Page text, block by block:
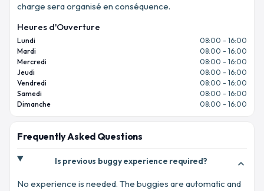
charge sera organisé en conséquence.
Heures d'Ouverture
Lundi
08:00 - 16:00
Mardi
08:00 - 16:00
Mercredi
08:00 - 16:00
Jeudi
08:00 - 16:00
Vendredi
08:00 - 16:00
Samedi
08:00 - 16:00
Dimanche
08:00 - 16:00
Frequently Asked Questions
Is previous buggy experience required? expand_more
No experience is needed. The buggies are automatic and